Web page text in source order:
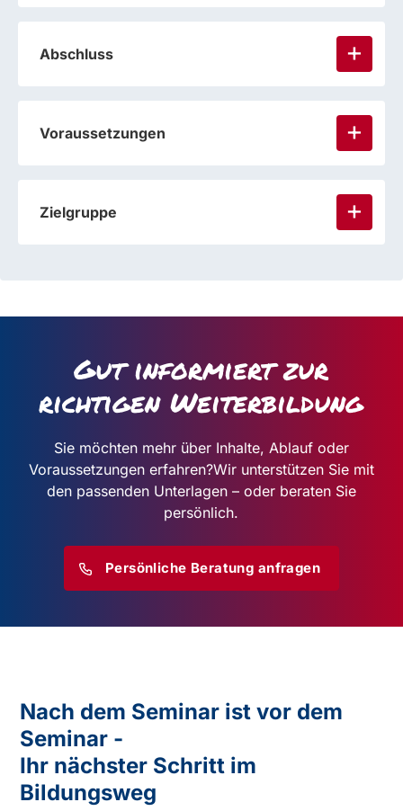
Abschluss
Voraussetzungen
Zielgruppe
Gut informiert zur
richtigen Weiterbildung
Sie möchten mehr über Inhalte, Ablauf oder
Voraussetzungen erfahren?Wir unterstützen Sie mit
den passenden Unterlagen – oder beraten Sie
persönlich.
Persönliche Beratung anfragen
Nach dem Seminar ist vor dem
Seminar -
Ihr nächster Schritt im
Bildungsweg